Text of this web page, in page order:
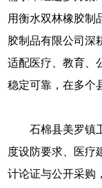
用衡水双林橡胶制
胶制品有限公司深
适配医疗、教育、
稳定可靠，在多个
石棉县美罗镇
度设防要求、医疗
计论证与公开采购